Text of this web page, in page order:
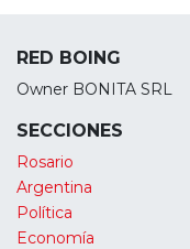
RED BOING
Owner BONITA SRL
SECCIONES
Rosario
Argentina
Política
Economía